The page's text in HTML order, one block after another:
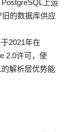
上运
的数据库供应
2021年在
2.0许可，使
的解析层优势能